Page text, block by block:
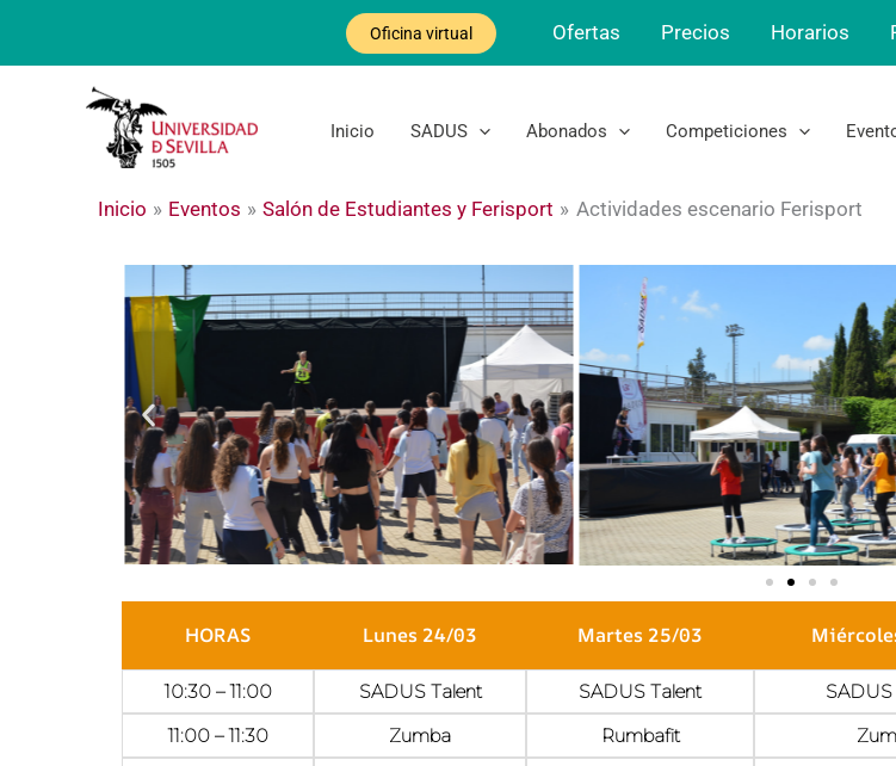
Oficina virtual Ofertas Precios Horarios
Inicio SADUS Abonados Competiciones
Inicio Eventos Salón de Estudiantes y Ferisport Actividades escenario Ferisport
HORAS Lunes 24/03 Martes 25/03
10:30 – 11:00 SADUS Talent SADUS Talent
11:00 – 11:30
Zumba Rumbafit